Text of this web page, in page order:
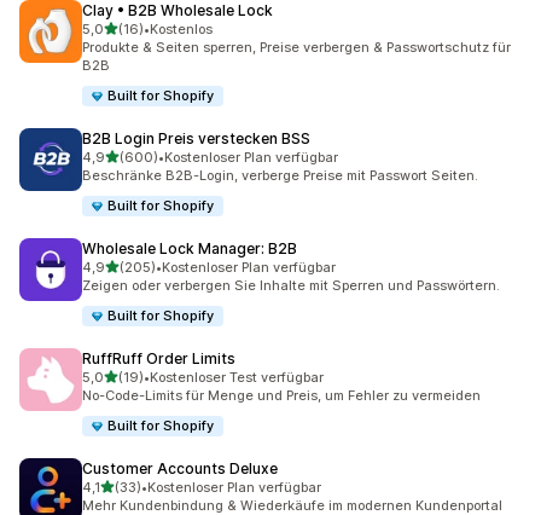
Clay • B2B Wholesale Lock
5,0von 5 Sternen
(16)
16 Rezensionen insgesamt
•Kostenlos
Produkte & Seiten sperren, Preise verbergen & Passwortschutz für
B2B
Built for Shopify
B2B Login Preis verstecken BSS
4,9von 5 Sternen
(600)
600 Rezensionen insgesamt
•Kostenloser Plan verfügbar
Beschränke B2B-Login, verberge Preise mit Passwort Seiten.
Built for Shopify
Wholesale Lock Manager: B2B
4,9von 5 Sternen
(205)
205 Rezensionen insgesamt
•Kostenloser Plan verfügbar
Zeigen oder verbergen Sie Inhalte mit Sperren und Passwörtern.
Built for Shopify
RuffRuff Order Limits
5,0von 5 Sternen
(19)
19 Rezensionen insgesamt
•Kostenloser Test verfügbar
No-Code-Limits für Menge und Preis, um Fehler zu vermeiden
Built for Shopify
Customer Accounts Deluxe
4,1von 5 Sternen
(33)
33 Rezensionen insgesamt
•Kostenloser Plan verfügbar
Mehr Kundenbindung & Wiederkäufe im modernen Kundenportal